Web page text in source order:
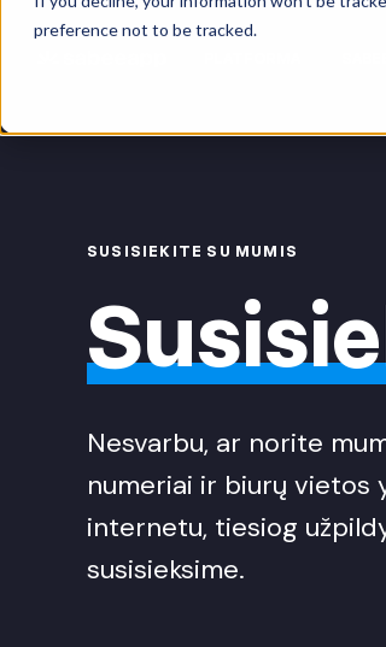
preference not to be tracked.
SUSISIEKITE SU MUMIS
Nesvarbu, ar norite
numeriai ir biurų vietos
internetu, tiesiog
susisieksime.